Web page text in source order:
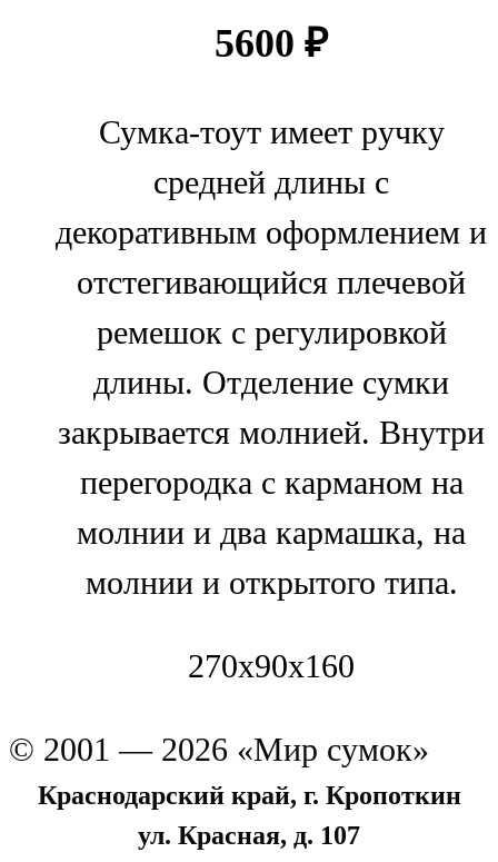
5600 ₽
Сумка-тоут имеет ручку
средней длины с
декоративным оформлением и
отстегивающийся плечевой
ремешок с регулировкой
длины. Отделение сумки
закрывается молнией. Внутри
перегородка с карманом на
молнии и два кармашка, на
молнии и открытого типа.
270x90x160
© 2001 — 2026 «Мир сумок»
Краснодарский край, г. Кропоткин
ул. Красная, д. 107